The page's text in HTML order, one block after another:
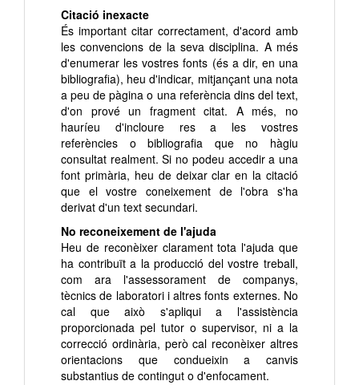
Citació inexacte
És important citar correctament, d'acord amb
les convencions de la seva disciplina. A més
d'enumerar les vostres fonts (és a dir, en una
bibliografia), heu d'indicar, mitjançant una nota
a peu de pàgina o una referència dins del text,
d'on prové un fragment citat. A més, no
hauríeu d'incloure res a les vostres
referències o bibliografia que no hàgiu
consultat realment. Si no podeu accedir a una
font primària, heu de deixar clar en la citació
que el vostre coneixement de l'obra s'ha
derivat d'un text secundari.
No reconeixement de l'ajuda
Heu de reconèixer clarament tota l'ajuda que
ha contribuït a la producció del vostre treball,
com ara l'assessorament de companys,
tècnics de laboratori i altres fonts externes. No
cal que això s'apliqui a l'assistència
proporcionada pel tutor o supervisor, ni a la
correcció ordinària, però cal reconèixer altres
orientacions que condueixin a canvis
substantius de contingut o d'enfocament.